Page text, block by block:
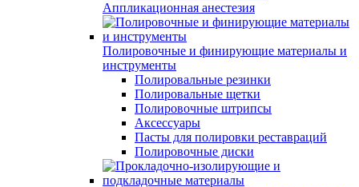
Аппликационная анестезия
Полировочные и финирующие материалы и
инструменты
Полировальные резинки
Полировальные щетки
Полировочные штрипсы
Аксессуары
Пасты для полировки реставраций
Полировочные диски